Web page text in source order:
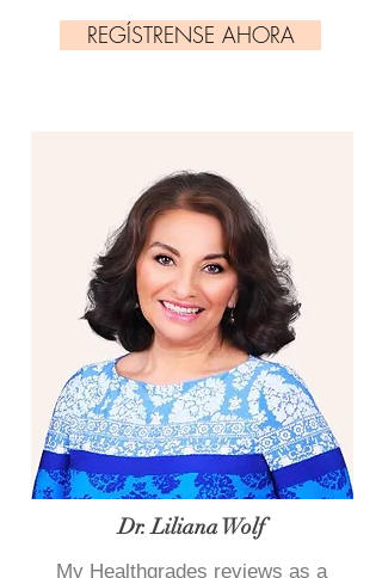
REGÍSTRENSE AHORA
Dr. Liliana Wolf
My Healthgrades reviews as a